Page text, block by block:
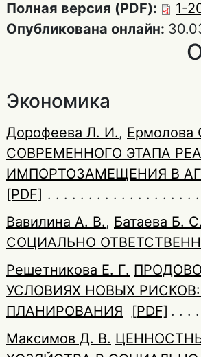
Полная версия (PDF):
1-
Опубликована онлайн:
Экономика
Дорофеева Л. И., Ермолова
СОВРЕМЕННОГО ЭТАПА
ИМПОРТОЗАМЕЩЕНИЯ В
[PDF]
Вавилина А. В., Батаева Б. С.
СОЦИАЛЬНО
Решетникова Е. Г.
УСЛОВИЯХ НОВЫХ
ПЛАНИРОВАНИЯ
[PDF]
Максимов Д. В.